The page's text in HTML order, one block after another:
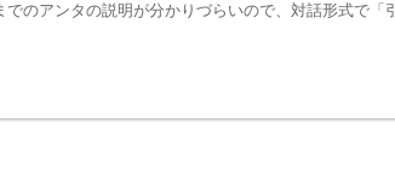
のアンタの説明が分かりづらいので、対話形式で「